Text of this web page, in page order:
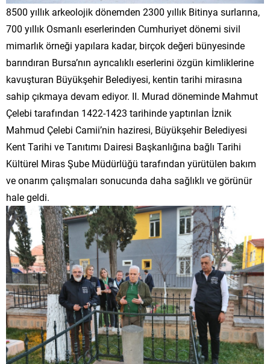
8500 yıllık arkeolojik dönemden 2300 yıllık Bitinya surlarına,
700 yıllık Osmanlı eserlerinden Cumhuriyet dönemi sivil
mimarlık örneği yapılara kadar, birçok değeri bünyesinde
barındıran Bursa’nın ayrıcalıklı eserlerini özgün kimliklerine
kavuşturan Büyükşehir Belediyesi, kentin tarihi mirasına
sahip çıkmaya devam ediyor. II. Murad döneminde Mahmut
Çelebi tarafından 1422-1423 tarihinde yaptırılan İznik
Mahmud Çelebi Camii’nin haziresi, Büyükşehir Belediyesi
Kent Tarihi ve Tanıtımı Dairesi Başkanlığına bağlı Tarihi
Kültürel Miras Şube Müdürlüğü tarafından yürütülen bakım
ve onarım çalışmaları sonucunda daha sağlıklı ve görünür
hale geldi.